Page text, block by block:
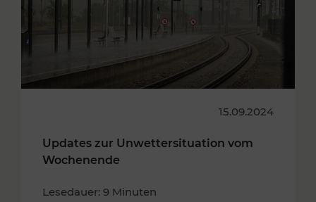
15.09.2024
Updates zur Unwettersituation vom
Wochenende
Lesedauer: 9 Minuten